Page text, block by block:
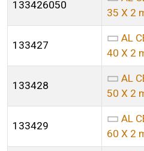
133426050
35 X 2
133427
AL
40 X 2
133428
AL
50 X 2
133429
AL
60 X 2